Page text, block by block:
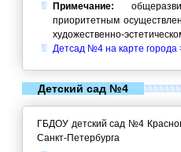
Примечание:
приоритетным
художественно-
Детсад №4 на карте города
Детский сад №4
ГБДОУ детский сад №4
Санкт-Петербурга